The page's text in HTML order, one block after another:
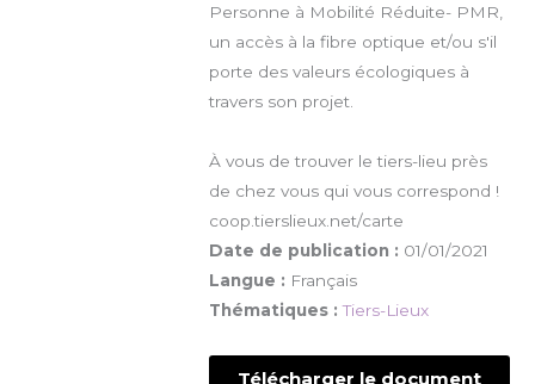
Personne à Mobilité Réduite- PMR,
un accès à la fibre optique et/ou s'il
porte des valeurs écologiques à
travers son projet.
À vous de trouver le tiers-lieu près
de chez vous qui vous correspond !
coop.tierslieux.net/carte
Date de publication : 01/01/2021
Langue : Français
Thématiques : Tiers-Lieux
Télécharger le document